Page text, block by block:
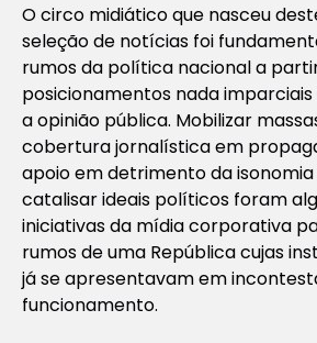
O circo midiático que nasceu
seleção de notícias foi
rumos da política nacional a
posicionamentos nada
a opinião pública. Mobilizar
cobertura jornalística em
apoio em detrimento da
catalisar ideais políticos foram
iniciativas da mídia corporativa
rumos de uma República cujas
já se apresentavam em
funcionamento.